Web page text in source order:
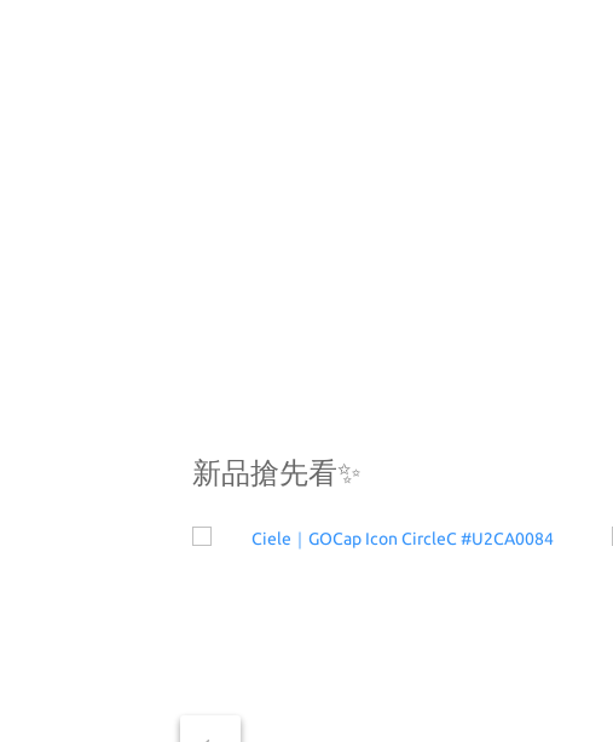
新品搶先看✨